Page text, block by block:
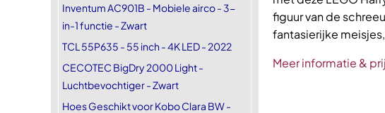
Inventum AC901B - Mobiele airco - 3-
in-1 functie - Zwart
TCL 55P635 - 55 inch - 4K LED - 2022
CECOTEC BigDry 2000 Light -
Luchtbevochtiger - Zwart
Hoes Geschikt voor Kobo Clara BW -
figuur van de
fantasierijke
Meer informatie &